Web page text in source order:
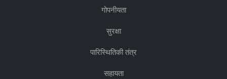
गोपनीयता
सुरक्षा
पारिस्थितिकी तंत्र
सहायता